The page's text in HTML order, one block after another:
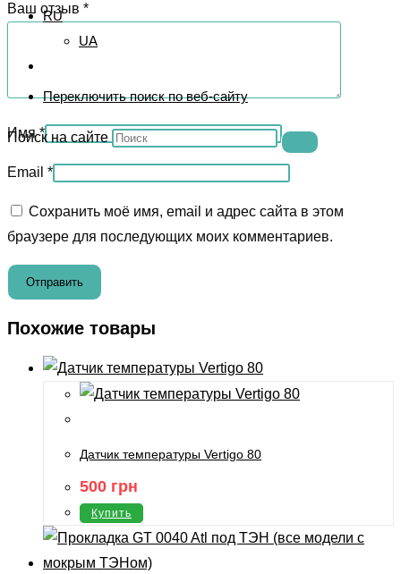
RU
UA
Переключить поиск по веб-сайту
Поиск на сайте
Ваш отзыв *
Имя*
Email *
Сохранить моё имя, email и адрес сайта в этом
браузере для последующих моих комментариев.
Похожие товары
Датчик температуры Vertigo 80
500 грн
Купить